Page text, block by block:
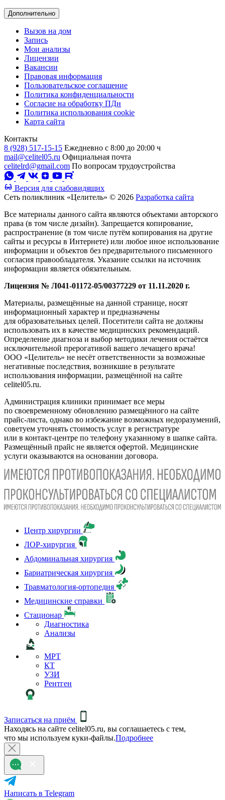
Дополнительно
Вызов на дом
Запись
Мои анализы
Лицензии
Вакансии
Правовая информация
Пользовательское соглашение
Политика конфиденциальности
Согласие на обработку ПДн
Политика использования cookie
Карта сайта
Контакты
8 (928) 517-15-15 Ежедневно с 8:00 до 20:00 ч
mail@celitel05.ru Официальная почта
celitelrd@gmail.com По вопросам трудоустройства
Версия для слабовидящих
Сеть поликлиник «Целитель» © 2026 Разработка сайта
Все материалы данного сайта являются объектами авторского
права (в том числе дизайн). Запрещается копирование,
распространение (в том числе путём копирования на другие
сайты и ресурсы в Интернете) или любое иное использование
информации и объектов без предварительного письменного
согласия правообладателя. Указание ссылки на источник
информации является обязательным.
Лицензия № Л041-01172-05/00377229 от 11.11.2020 г.
Материалы, размещённые на данной странице, носят
информационный характер и предназначены
для образовательных целей. Посетители сайта не должны
использовать их в качестве медицинских рекомендаций.
Определение диагноза и выбор методики лечения остаётся
исключительной прерогативой вашего лечащего врача!
ООО «Целитель» не несёт ответственности за возможные
негативные последствия, возникшие в результате
использования информации, размещённой на сайте
celitel05.ru.
Администрация клиники принимает все меры
по своевременному обновлению размещённого на сайте
прайс-листа, однако во избежание возможных недоразумений,
советуем уточнять стоимость услуг в регистратуре
или в контакт-центре по телефону указанному в шапке сайта.
Размещённый прайс не является офертой. Медицинские
услуги оказываются на основании договора.
Центр хирургии
ЛОР-хирургия
Абдоминальная хирургия
Бариатрическая хирургия
Травматология-ортопедия
Медицинские справки
Стационар
Диагностика
Анализы
МРТ
КТ
УЗИ
Рентген
Записаться на приём
Находясь на сайте celitel05.ru, вы соглашаетесь с тем,
что мы используем куки-файлы.Подробнее
Написать в Telegram